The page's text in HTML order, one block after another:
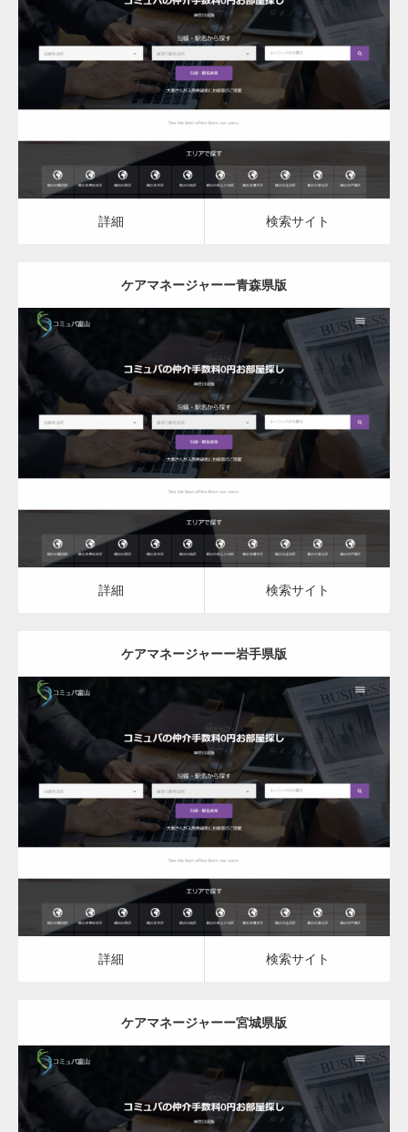
更新日： 2023.03.10
ケアマネージャー ケアマネージャー
詳細 検索サイト
詳細 検索サイト
ケアマネージャーー青森県版
更新日： 2023.03.10
ケアマネージャー ケアマネージャー
詳細 検索サイト
詳細 検索サイト
ケアマネージャーー岩手県版
更新日： 2023.03.10
ケアマネージャー ケアマネージャー
詳細 検索サイト
詳細 検索サイト
ケアマネージャーー宮城県版